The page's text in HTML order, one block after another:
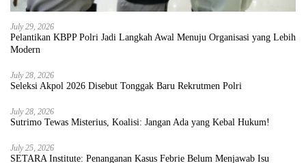
July 29, 2026
Pelantikan KBPP Polri Jadi Langkah Awal Menuju Organisasi yang Lebih
Modern
July 28, 2026
Seleksi Akpol 2026 Disebut Tonggak Baru Rekrutmen Polri
July 28, 2026
Sutrimo Tewas Misterius, Koalisi: Jangan Ada yang Kebal Hukum!
July 25, 2026
SETARA Institute: Penanganan Kasus Febrie Belum Menjawab Isu